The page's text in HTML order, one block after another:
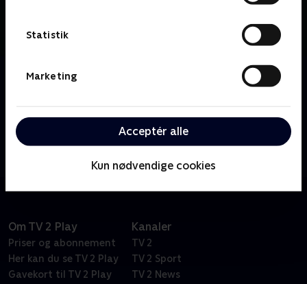
Statistik
Marketing
Acceptér alle
Kun nødvendige cookies
Om The Endgame
Turner er den principfaste, ubarmhjertige og socialt
udstødte FBI-agent, som ikke vil stoppe for noget
Om TV 2 Play
Priser og abonnement
Her kan du se TV 2 Play
Gavekort til TV 2 Play
Kanaler
TV 2
TV 2 Sport
TV 2 News